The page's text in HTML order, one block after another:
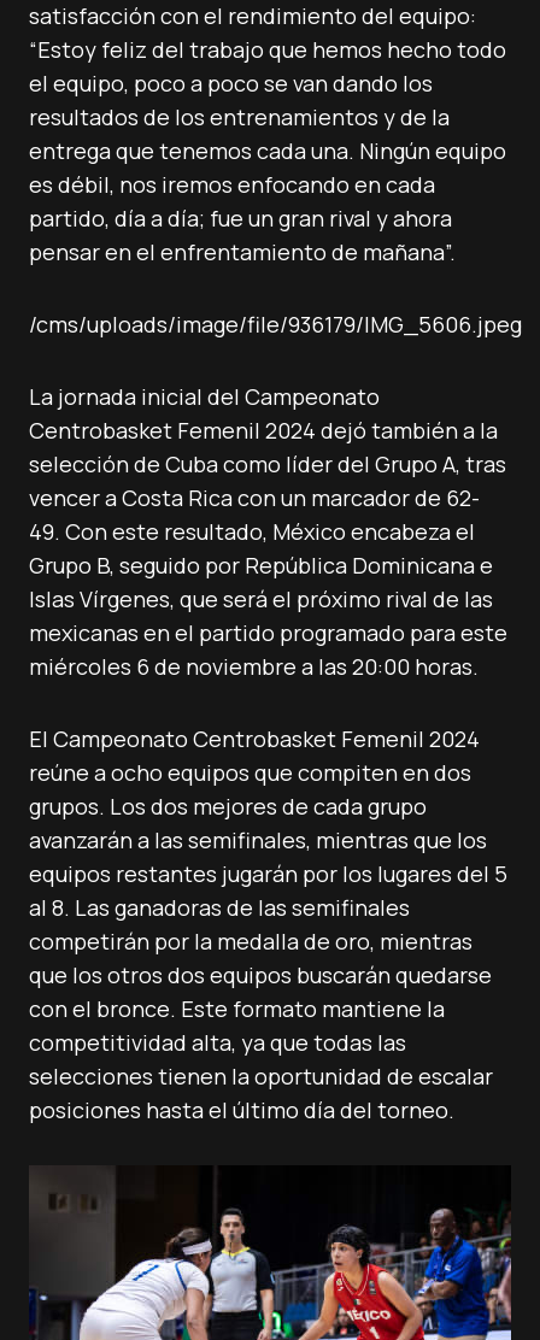
satisfacción con el rendimiento del equipo:
“Estoy feliz del trabajo que hemos hecho todo
el equipo, poco a poco se van dando los
resultados de los entrenamientos y de la
entrega que tenemos cada una. Ningún equipo
es débil, nos iremos enfocando en cada
partido, día a día; fue un gran rival y ahora
pensar en el enfrentamiento de mañana”.
/cms/uploads/image/file/936179/IMG_5606.jpeg
La jornada inicial del Campeonato
Centrobasket Femenil 2024 dejó también a la
selección de Cuba como líder del Grupo A, tras
vencer a Costa Rica con un marcador de 62-
49. Con este resultado, México encabeza el
Grupo B, seguido por República Dominicana e
Islas Vírgenes, que será el próximo rival de las
mexicanas en el partido programado para este
miércoles 6 de noviembre a las 20:00 horas.
El Campeonato Centrobasket Femenil 2024
reúne a ocho equipos que compiten en dos
grupos. Los dos mejores de cada grupo
avanzarán a las semifinales, mientras que los
equipos restantes jugarán por los lugares del 5
al 8. Las ganadoras de las semifinales
competirán por la medalla de oro, mientras
que los otros dos equipos buscarán quedarse
con el bronce. Este formato mantiene la
competitividad alta, ya que todas las
selecciones tienen la oportunidad de escalar
posiciones hasta el último día del torneo.